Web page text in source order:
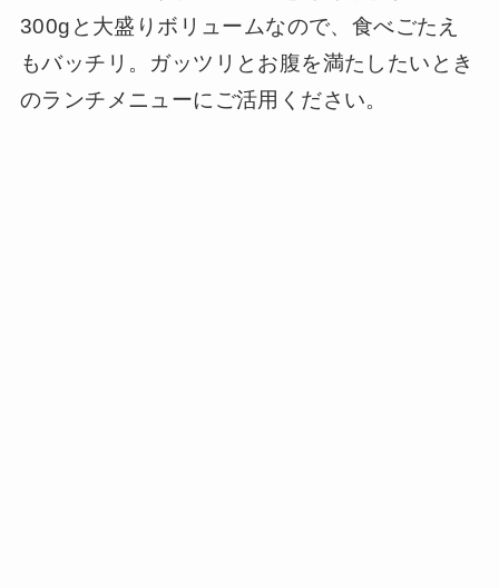
300gと大盛りボリュームなので、食べごたえ
もバッチリ。ガッツリとお腹を満たしたいとき
のランチメニューにご活用ください。